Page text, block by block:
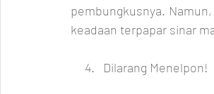
pembungkusnya.
keadaan terpapar sinar
     4.   Dilarang Menelpon!